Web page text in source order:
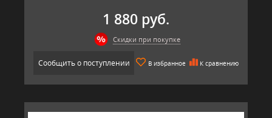
1 880 руб.
Скидки при покупке
Сообщить о поступлении В избранное К сравнению